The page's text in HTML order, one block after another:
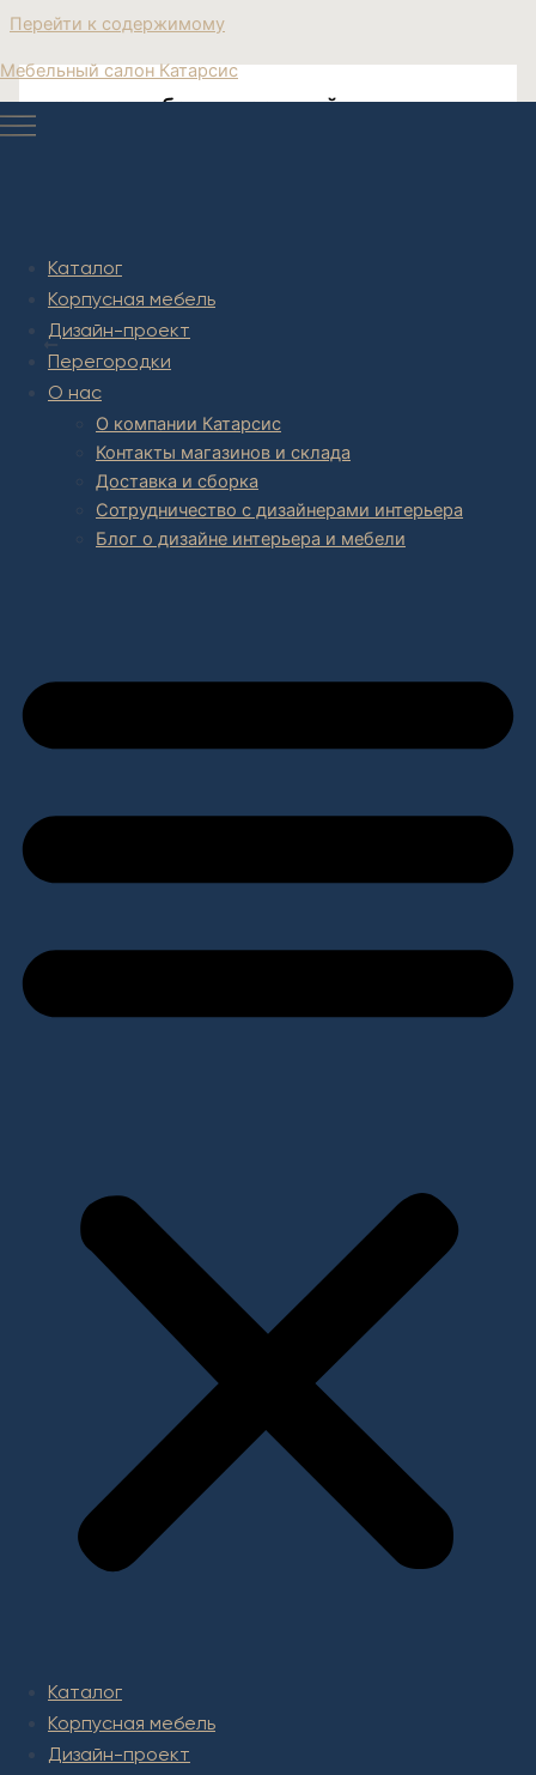
Перейти к содержимому
Мебельный салон Катарсис
Каталог
Корпусная мебель
Дизайн-проект
Перегородки
О нас
О компании Катарсис
Контакты магазинов и склада
Доставка и сборка
Сотрудничество с дизайнерами интерьера
Блог о дизайне интерьера и мебели
Каталог
Корпусная мебель
Дизайн-проект
дорогие мебели в гостиной
Post navigation
НАЗАД
В салоне мебели
есть и готовые товары, которые можем доставить уже сегодня,
корпусная мебель на заказ, включая кухни.